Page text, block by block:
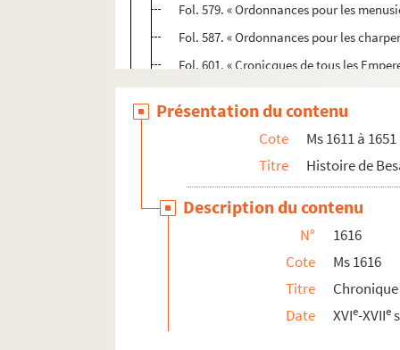
Fol. 579. « Ordonnances pour les
Fol. 587. « Ordonnances pour les
Fol. 601. « Cronicques de tous les
Fol. 629. « Le Cathalogue de tous les
Ms 1620. Pièces concernant l'histoire
Ms 1621. Recueil de documents
Ms 1622. Pièces concernant la ville de
Ms 1623. Privilèges de la cité de
Ms 1624. Notes archéologiques
Présentation du contenu
Cote
Ms 1611 à 1651
Titre
Histoire de
Description du contenu
N°
1616
Cote
Ms 1616
Titre
Date
XVIe-XVIIe